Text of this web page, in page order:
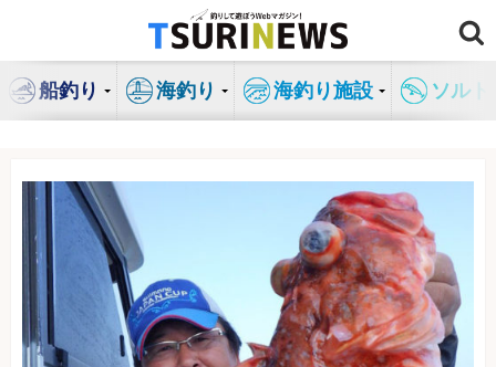
ン
船釣り 海釣り 海釣り施設 ソル